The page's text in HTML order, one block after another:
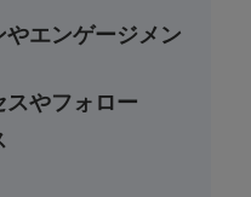
エンゲージメン
スやフォロー